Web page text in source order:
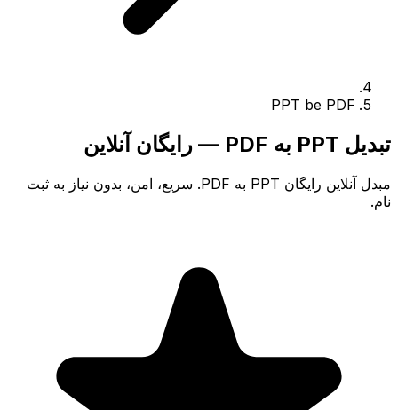
PPT be PDF
تبدیل PPT به PDF — رایگان آنلاین
مبدل آنلاین رایگان PPT به PDF. سریع، امن، بدون نیاز به ثبت
نام.